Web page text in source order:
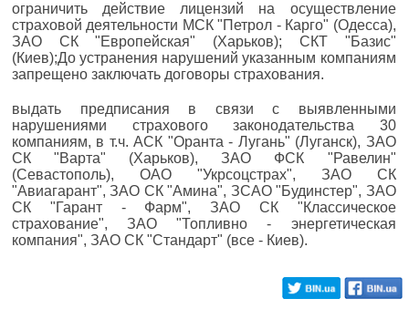
ограничить действие лицензий на осуществление
страховой деятельности МСК "Петрол - Карго" (Одесса),
ЗАО СК "Европейская" (Харьков); СКТ "Базис"
(Киев);До устранения нарушений указанным компаниям
запрещено заключать договоры страхования.
выдать предписания в связи с выявленными
нарушениями страхового законодательства 30
компаниям, в т.ч. АСК "Оранта - Лугань" (Луганск), ЗАО
СК "Варта" (Харьков), ЗАО ФСК "Равелин"
(Севастополь), ОАО "Укрсоцстрах", ЗАО СК
"Авиагарант", ЗАО СК "Амина", ЗСАО "Будинстер", ЗАО
СК "Гарант - Фарм", ЗАО СК "Классическое
страхование", ЗАО "Топливно - энергетическая
компания", ЗАО СК "Стандарт" (все - Киев).